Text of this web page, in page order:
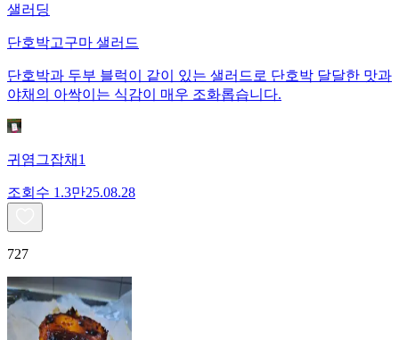
샐러딩
단호박고구마 샐러드
단호박과 두부 블럭이 같이 있는 샐러드로 단호박 달달한 맛과
야채의 아싹이는 식감이 매우 조화롭습니다.
귀염그잡채1
조회수 1.3만25.08.28
727